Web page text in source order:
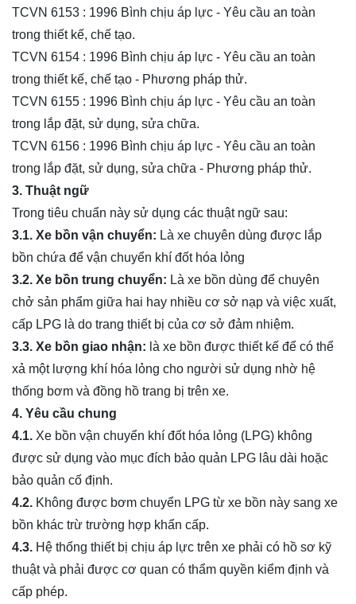
TCVN 6153 : 1996 Bình chịu áp lực - Yêu cầu an toàn
trong thiết kế, chế tạo.
TCVN 6154 : 1996 Bình chịu áp lực - Yêu cầu an toàn
trong thiết kế, chế tạo - Phương pháp thử.
TCVN 6155 : 1996 Bình chịu áp lực - Yêu cầu an toàn
trong lắp đặt, sử dụng, sửa chữa.
TCVN 6156 : 1996 Bình chịu áp lực - Yêu cầu an toàn
trong lắp đặt, sử dụng, sửa chữa - Phương pháp thử.
3. Thuật ngữ
Trong tiêu chuẩn này sử dụng các thuật ngữ sau:
3.1. Xe bồn vận chuyển: Là xe chuyên dùng được lắp
bồn chứa để vận chuyển khí đốt hóa lỏng
3.2. Xe bồn trung chuyển: Là xe bồn dùng để chuyên
chở sản phẩm giữa hai hay nhiều cơ sở nạp và việc xuất,
cấp LPG là do trang thiết bị của cơ sở đảm nhiệm.
3.3. Xe bồn giao nhận: là xe bồn được thiết kế để có thể
xả một lượng khí hóa lỏng cho người sử dụng nhờ hệ
thống bơm và đồng hồ trang bị trên xe.
4. Yêu cầu chung
4.1. Xe bồn vận chuyển khí đốt hóa lỏng (LPG) không
được sử dụng vào mục đích bảo quản LPG lâu dài hoặc
bảo quản cố định.
4.2. Không được bơm chuyển LPG từ xe bồn này sang xe
bồn khác trừ trường hợp khẩn cấp.
4.3. Hệ thống thiết bị chịu áp lực trên xe phải có hồ sơ kỹ
thuật và phải được cơ quan có thẩm quyền kiểm định và
cấp phép.